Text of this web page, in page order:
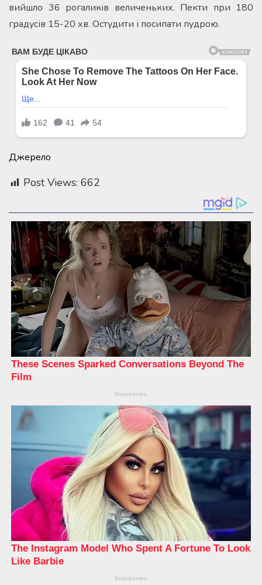
вийшло 36 рогаликів величеньких. Пекти при 180
градусів 15-20 хв. Остудити і посипати пудрою.
Джерело
Post Views: 662